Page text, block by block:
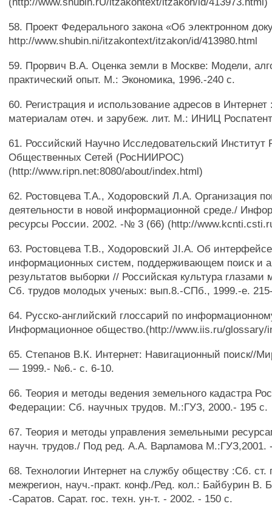
58. Проект Федерального закона «Об электронном
http://www.shubin.ni/itzakontext/itzakon/id/413980.html
59. Прорвич В.А. Оценка земли в Москве: Модели,
практический опыт. М.: Экономика, 1996.-240 с.
60. Регистрация и использование адресов в
материалам отеч. и зарубеж. лит. М.: ИНИЦ
61. Российский Научно Исследовательский Институт
Общественных Сетей (РосНИИРОС)
(http://www.ripn.net:8080/about/index.html)
62. Ростовцева Т.А., Ходоровский Л.А. Организация
деятельности в новой информационной среде./
ресурсы России. 2002. -№ 3 (66) (http://
63. Ростовцева Т.В., Ходоровский JI.A. Об интерфейсе
информационных систем, поддерживающем поиск и
результатов выборки // Российская культура
Сб. трудов молодых ученых: вып.8.-СПб., 1999.-е.
64. Русско-английский глоссарий по
Информационное oбщecтвo.(http://www.iis.ru/glossary/
65. Степанов В.К. Интернет: Навигационный поиск//
— 1999.- №6.- с. 6-10.
66. Теория и методы ведения земельного кадастра
Федерации: Сб. научных трудов. М.:ГУЗ, 2000.- 195 с.
67. Теория и методы управления земельными
научн. трудов./ Под ред. А.А. Варламова М.:ГУЗ,2001.
68. Технологии Интернет на службу обществу :Сб.
межрегион, науч.-практ. конф./Ред. кол.: Байбурин В.
-Саратов. Сарат. гос. техн. ун-т. - 2002. - 150 с.